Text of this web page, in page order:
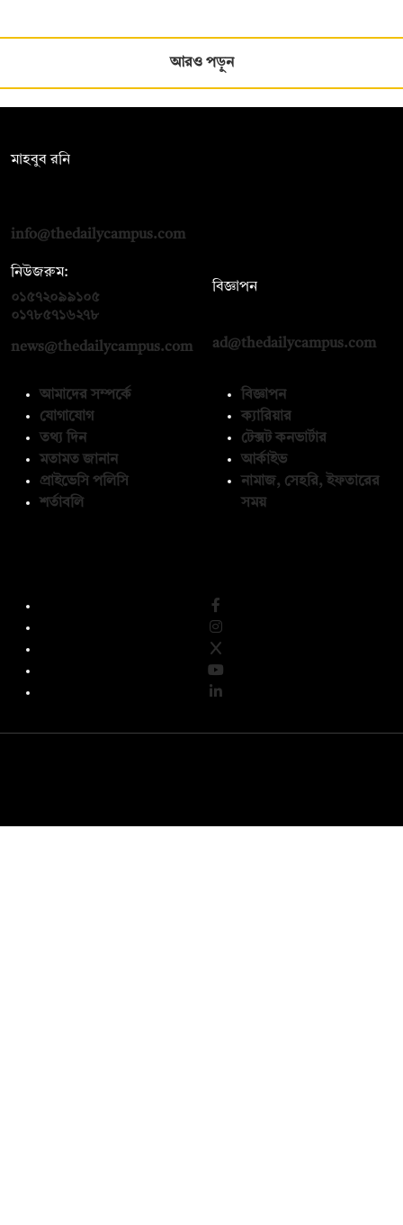
আরও পড়ুন
মাহবুব রনি
info@thedailycampus.com
নিউজরুম:
০১৫৭২০৯৯১০৫
০১৭৮৫৭১৬২৭৮
news@thedailycampus.com
বিজ্ঞাপন
ad@thedailycampus.com
আমাদের সম্পর্কে
যোগাযোগ
তথ্য দিন
মতামত জানান
প্রাইভেসি পলিসি
শর্তাবলি
বিজ্ঞাপন
ক্যারিয়ার
টেক্সট কনভার্টার
আর্কাইভ
নামাজ, সেহরি, ইফতারের
সময়